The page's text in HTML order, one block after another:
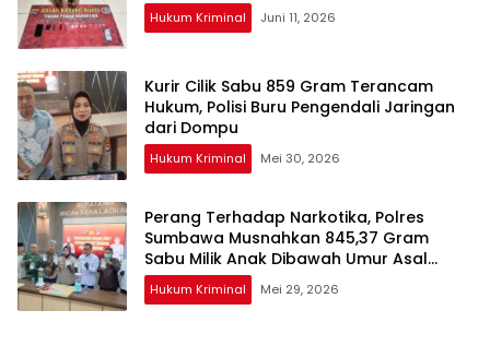
Hukum Kriminal Juni 11, 2026
Kurir Cilik Sabu 859 Gram Terancam
Hukum, Polisi Buru Pengendali Jaringan
dari Dompu
Hukum Kriminal Mei 30, 2026
Perang Terhadap Narkotika, Polres
Sumbawa Musnahkan 845,37 Gram
Sabu Milik Anak Dibawah Umur Asal
Dompu
Hukum Kriminal Mei 29, 2026